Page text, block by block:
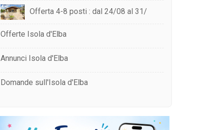
Offerta 4-8 posti : dal 24/08 al 31/
Offerte Isola d'Elba
Annunci Isola d'Elba
Domande sull'Isola d'Elba